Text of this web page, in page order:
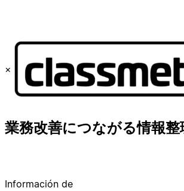
×
業務改善につながる情報整
Información de